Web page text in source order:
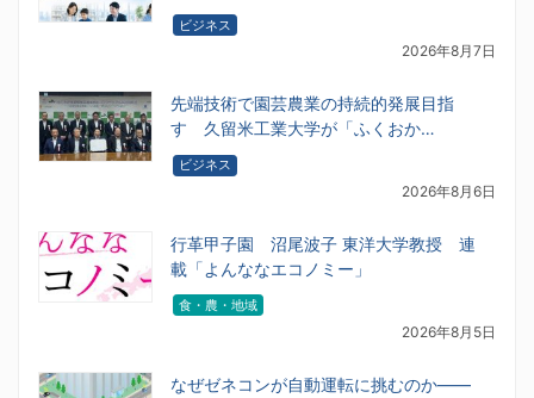
ビジネス
2026年8月7日
先端技術で園芸農業の持続的発展目指
す 久留米工業大学が「ふくおか…
ビジネス
2026年8月6日
行革甲子園 沼尾波子 東洋大学教授 連
載「よんななエコノミー」
食・農・地域
2026年8月5日
なぜゼネコンが自動運転に挑むのか――